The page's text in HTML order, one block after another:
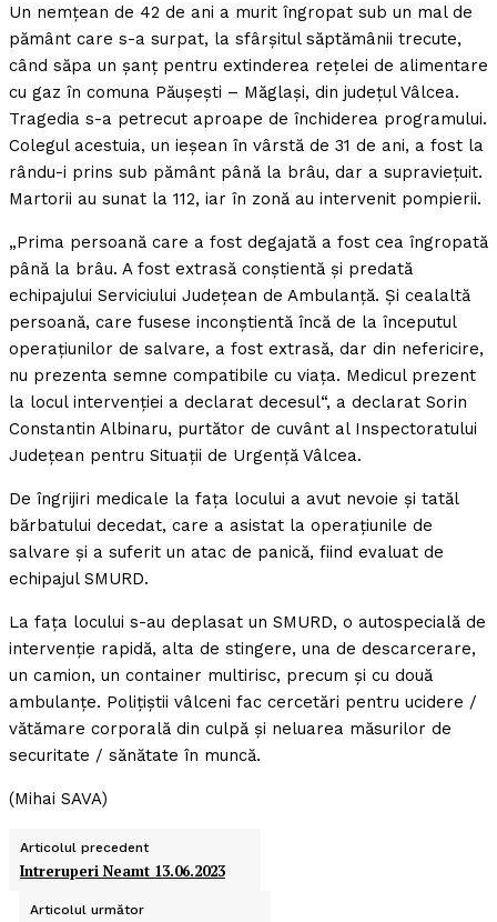
Un nemţean de 42 de ani a murit îngropat sub un mal de
pământ care s-a surpat, la sfârşitul săptămânii trecute,
când săpa un şanţ pentru extinderea reţelei de alimentare
cu gaz în comuna Păuşeşti – Măglaşi, din judeţul Vâlcea.
Tragedia s-a petrecut aproape de închiderea programului.
Colegul acestuia, un ieşean în vârstă de 31 de ani, a fost la
rându-i prins sub pământ până la brâu, dar a supravieţuit.
Martorii au sunat la 112, iar în zonă au intervenit pompierii.
„Prima persoană care a fost degajată a fost cea îngropată
până la brâu. A fost extrasă conştientă şi predată
echipajului Serviciului Judeţean de Ambulanţă. Şi cealaltă
persoană, care fusese inconştientă încă de la începutul
operaţiunilor de salvare, a fost extrasă, dar din nefericire,
nu prezenta semne compatibile cu viaţa. Medicul prezent
la locul intervenţiei a declarat decesul“, a declarat Sorin
Constantin Albinaru, purtător de cuvânt al Inspectoratului
Judeţean pentru Situaţii de Urgenţă Vâlcea.
De îngrijiri medicale la faţa locului a avut nevoie şi tatăl
bărbatului decedat, care a asistat la operaţiunile de
salvare şi a suferit un atac de panică, fiind evaluat de
echipajul SMURD.
La faţa locului s-au deplasat un SMURD, o autospecială de
intervenţie rapidă, alta de stingere, una de descarcerare,
un camion, un container multirisc, precum şi cu două
ambulanţe. Poliţiştii vâlceni fac cercetări pentru ucidere /
vătămare corporală din culpă şi neluarea măsurilor de
securitate / sănătate în muncă.
(Mihai SAVA)
Articolul precedent
Intreruperi Neamt 13.06.2023
Articolul următor